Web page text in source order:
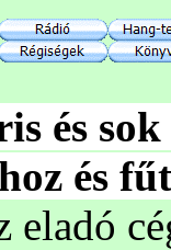
és
és
eladó